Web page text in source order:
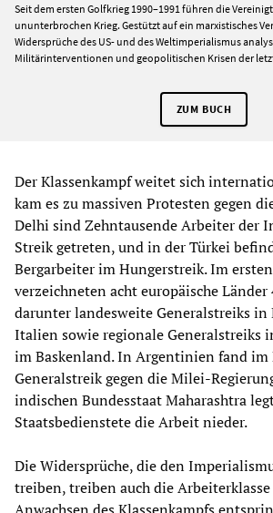
Seit dem ersten Golfkrieg 1990–1991 führen die
ununterbrochen Krieg. Gestützt auf ein marxistisches
Widersprüche des US- und des Weltimperialismus
Militärinterventionen und geopolitischen Krisen der
ZUM BUCH
Der Klassenkampf weitet sich
kam es zu massiven Protesten gegen
Delhi sind Zehntausende Arbeiter der
Streik getreten, und in der Türkei
Bergarbeiter im Hungerstreik. Im
verzeichneten acht europäische Länder
darunter landesweite Generalstreiks in
Italien sowie regionale Generalstreiks
im Baskenland. In Argentinien fand im
Generalstreik gegen die Milei-
indischen Bundesstaat Maharashtra
Staatsbedienstete die Arbeit nieder.
Die Widersprüche, die den
treiben, treiben auch die